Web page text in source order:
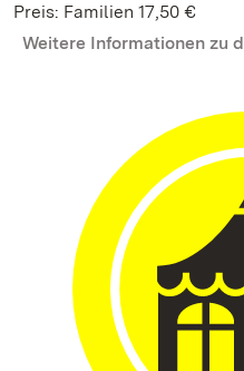
Preis: Familien 17,50 €
Weitere Informationen zu